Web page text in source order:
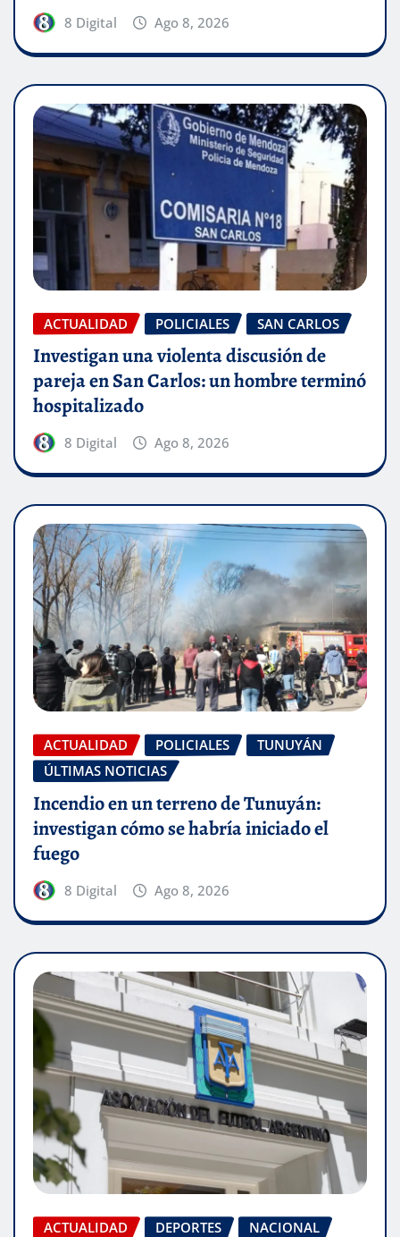
8 Digital Ago 8, 2026
ACTUALIDAD POLICIALES SAN CARLOS
Investigan una violenta discusión de
pareja en San Carlos: un hombre terminó
hospitalizado
8 Digital Ago 8, 2026
ACTUALIDAD POLICIALES
TUNUYÁN
ÚLTIMAS NOTICIAS
Incendio en un terreno de Tunuyán:
investigan cómo se habría iniciado el
fuego
8 Digital Ago 8, 2026
ACTUALIDAD DEPORTES NACIONAL